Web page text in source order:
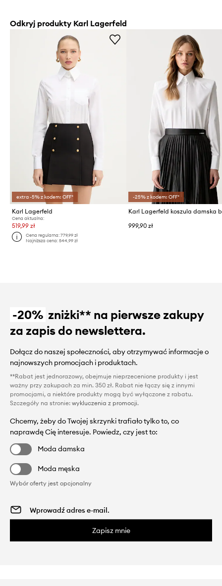
Odkryj produkty Karl Lagerfeld
extra -5% z kodem: OFF*
Karl Lagerfeld
Cena aktualna:
519,99 zł
Cena regularna:779,99 zł
Najniższa cena:544,99 zł
-25% z kodem: OFF*
999,90 zł
-20% zniżki** na pierwsze zakupy
za zapis do newslettera.
Dołącz do naszej społeczności, aby otrzymywać informacje o
najnowszych promocjach i produktach.
**Rabat jest jednorazowy, obejmuje nieprzecenione produkty i jest
ważny przy zakupach za min. 350 zł. Rabat nie łączy się z innymi
promocjami, a niektóre produkty mogą być wyłączone z rabatu.
Szczegóły na stronie: wykluczenia z promocji.
Chcemy, żeby do Twojej skrzynki trafiało tylko to, co
naprawdę Cię interesuje. Powiedz, czy jest to:
Moda damska
Moda męska
Wybór oferty jest opcjonalny
Zapisz mnie